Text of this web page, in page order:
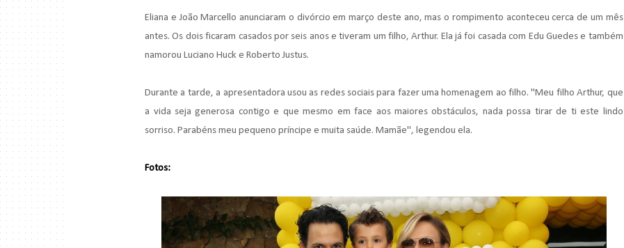
Eliana e João Marcello anunciaram o divórcio em março deste ano, mas o rompimento aconteceu cerca de um mês
antes. Os dois ficaram casados por seis anos e tiveram um filho, Arthur. Ela já foi casada com Edu Guedes e também
namorou Luciano Huck e Roberto Justus.
Durante a tarde, a apresentadora usou as redes sociais para fazer uma homenagem ao filho. "Meu filho Arthur, que
a vida seja generosa contigo e que mesmo em face aos maiores obstáculos, nada possa tirar de ti este lindo
sorriso. Parabéns meu pequeno príncipe e muita saúde. Mamãe", legendou ela.
Fotos: